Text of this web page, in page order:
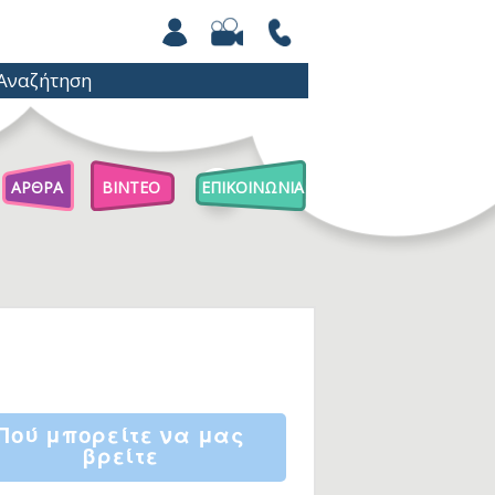
ΑΡΘΡΑ ΒΙΝΤΕΟ ΕΠΙΚΟΙΝΩΝΙΑ
μπορείτε να μας
βρείτε